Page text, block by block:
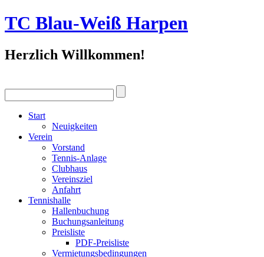
TC Blau-Weiß Harpen
Herzlich Willkommen!
Start
Neuigkeiten
Verein
Vorstand
Tennis-Anlage
Clubhaus
Vereinsziel
Anfahrt
Tennishalle
Hallenbuchung
Buchungsanleitung
Preisliste
PDF-Preisliste
Vermietungsbedingungen